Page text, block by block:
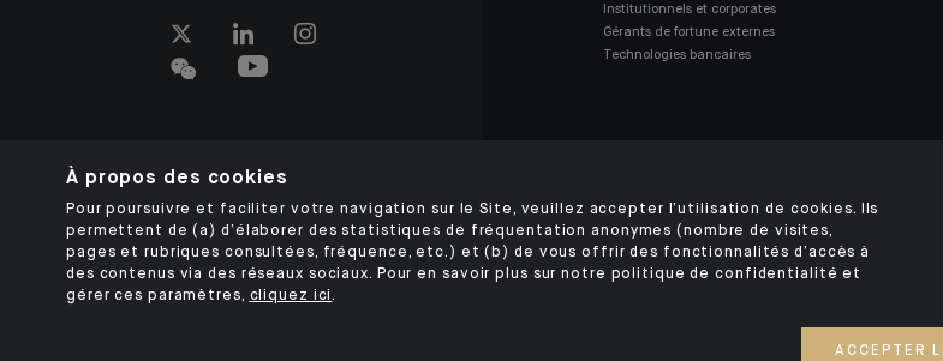
Institutionnels et corporates
Gérants de fortune externes
Technologies bancaires
MENTIONS LÉGALES SÉCURITÉ DONNÉES
À propos des cookies
Pour poursuivre et faciliter votre navigation sur le Site, veuillez accepter l’utilisation de cookies. Ils
permettent de (a) d’élaborer des statistiques de fréquentation anonymes (nombre de visites,
pages et rubriques consultées, fréquence, etc.) et (b) de vous offrir des fonctionnalités d’accès à
des contenus via des réseaux sociaux. Pour en savoir plus sur notre politique de confidentialité et
gérer ces paramètres, cliquez ici.
ACCEPTER